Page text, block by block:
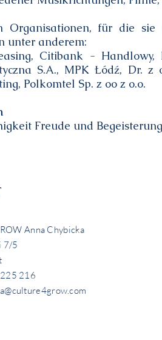
Organisationen, für die sie
unter anderem:
Citibank - Handlowy,
S.A., MPK Łódź, Dr.
Polkomtel Sp. z oo z o.o.
Freude und
Anna Chybicka
7/5
216